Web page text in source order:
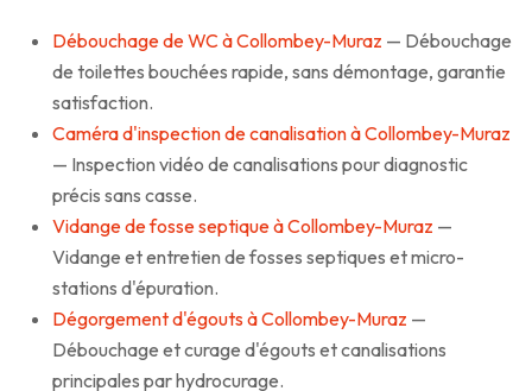
Débouchage de WC à Collombey-Muraz — Débouchage
de toilettes bouchées rapide, sans démontage, garantie
satisfaction.
Caméra d'inspection de canalisation à Collombey-Muraz
— Inspection vidéo de canalisations pour diagnostic
précis sans casse.
Vidange de fosse septique à Collombey-Muraz —
Vidange et entretien de fosses septiques et micro-
stations d'épuration.
Dégorgement d'égouts à Collombey-Muraz —
Débouchage et curage d'égouts et canalisations
principales par hydrocurage.